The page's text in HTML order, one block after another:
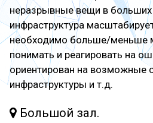
неразрывные вещи в больших
инфраструктура
необходимо больше/меньше
понимать и реагировать на
ориентирован на возможные
инфраструктуры и т.д.
Большой зал.